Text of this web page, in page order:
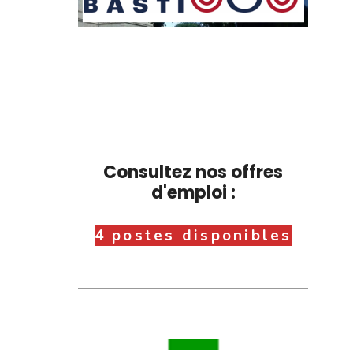
Consultez nos offres
d'emploi :
4 postes disponibles